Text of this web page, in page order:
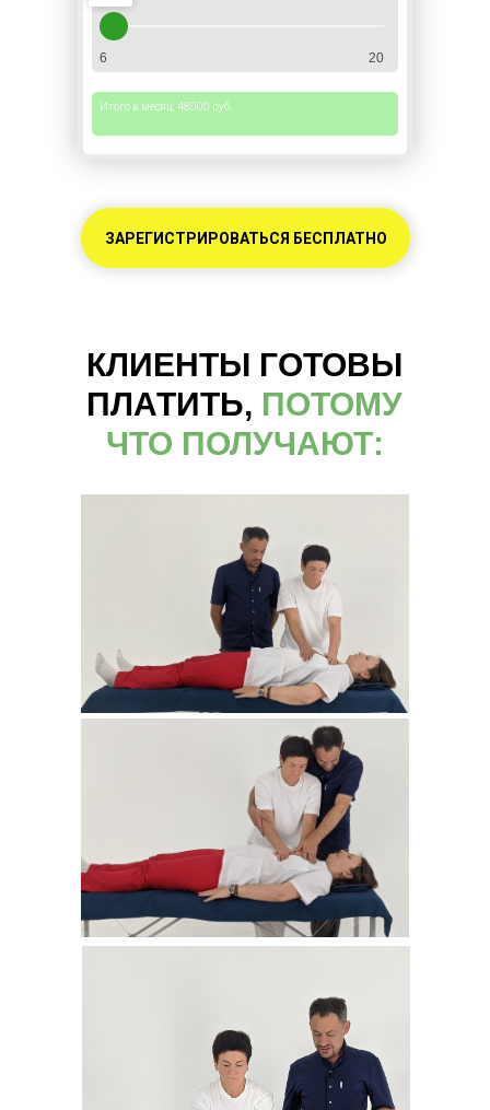
6 20
Итого в месяц: 48000 руб.
ЗАРЕГИСТРИРОВАТЬСЯ БЕСПЛАТНО
КЛИЕНТЫ ГОТОВЫ
ПЛАТИТЬ, ПОТОМУ
ЧТО ПОЛУЧАЮТ: